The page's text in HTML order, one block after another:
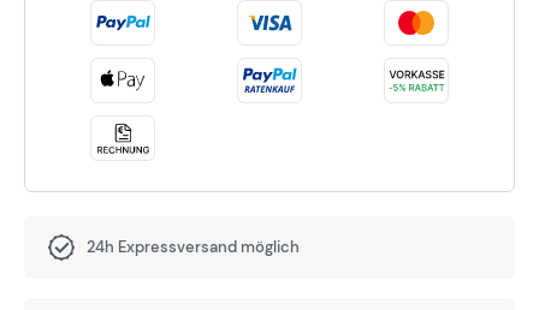
24h Expressversand möglich